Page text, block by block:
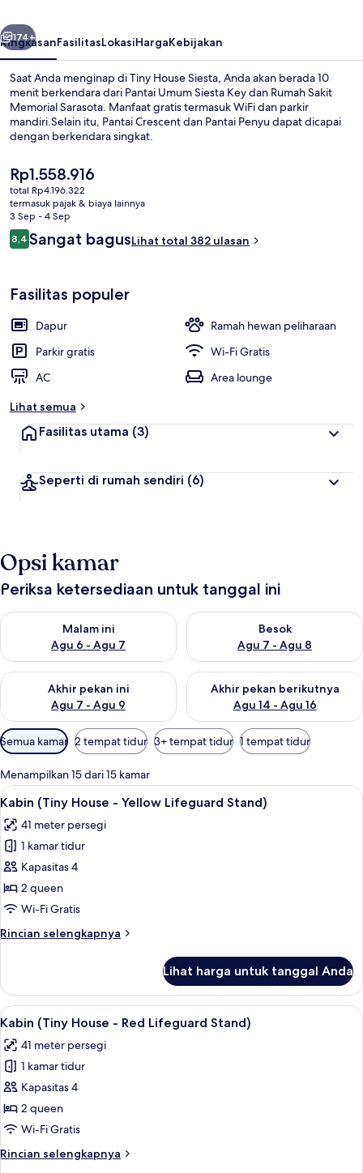
Berikutnya
174+
RingkasanFasilitasLokasiHargaKebijakan
Saat Anda menginap di Tiny House Siesta, Anda akan berada 10
menit berkendara dari Pantai Umum Siesta Key dan Rumah Sakit
Memorial Sarasota. Manfaat gratis termasuk WiFi dan parkir
mandiri.Selain itu, Pantai Crescent dan Pantai Penyu dapat dicapai
dengan berkendara singkat.
Harga
saat
ini
Rp1.558.916
Rp1.558.916
total Rp4.196.322
termasuk pajak & biaya lainnya
3 Sep - 4 Sep
Ulasan
8,48,4 dari 10
Sangat bagusLihat total 382 ulasan
Fasilitas populer
Dapur
Ramah hewan peliharaan
Parkir gratis
Wi-Fi Gratis
AC
Area lounge
Lihat semua
Fasilitas utama (3)
Seperti di rumah sendiri (6)
Opsi kamar
Periksa ketersediaan untuk tanggal ini
Malam ini
Agu 6 - Agu 7
Periksa ketersediaan untuk malam ini Agu 6 - Agu 7
Besok
Agu 7 - Agu 8
Periksa ketersediaan untuk
Akhir pekan ini
Agu 7 - Agu 9
Periksa ketersediaan untuk akhir pekan ini Agu 7 - Agu 9
Akhir pekan berikutnya
Agu 14 - Agu 16
Periksa ketersediaan untuk
Filter
tersedia
untuk
kamar
Semua kamar 2 tempat tidur 3+ tempat tidur 1 tempat tidur
Menampilkan 15 dari 15 kamar
Lihat
semua
foto
untuk
Kabin
(Tiny
House
Yellow
Kabin (Tiny House - Yellow
12
Kabin (Tiny House - Yellow Lifeguard Stand)
41 meter persegi
1 kamar tidur
Kapasitas 4
2 queen
Wi-Fi Gratis
Rincian selengkapnya
Rincian
Kabin
(Tiny
House
Yellow
Lifeguard
Stand)
Lihat harga untuk tanggal Anda
Lihat
semua
foto
untuk
Kabin
(Tiny
House
Red
Kabin (Tiny House - Red Lifeguard
15
Kabin (Tiny House - Red Lifeguard Stand)
41 meter persegi
1 kamar tidur
Kapasitas 4
2 queen
Wi-Fi Gratis
Rincian selengkapnya
Rincian